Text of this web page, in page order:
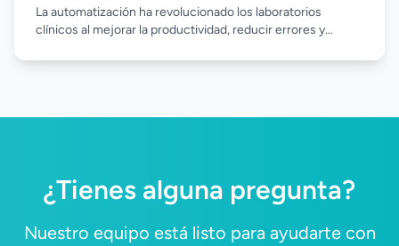
La automatización ha revolucionado los laboratorios
clínicos al mejorar la productividad, reducir errores y
automatizados permite optimizar los recursos, fortalecer la
clínico.
¿Tienes alguna pregunta?
Nuestro equipo está listo para ayudarte con